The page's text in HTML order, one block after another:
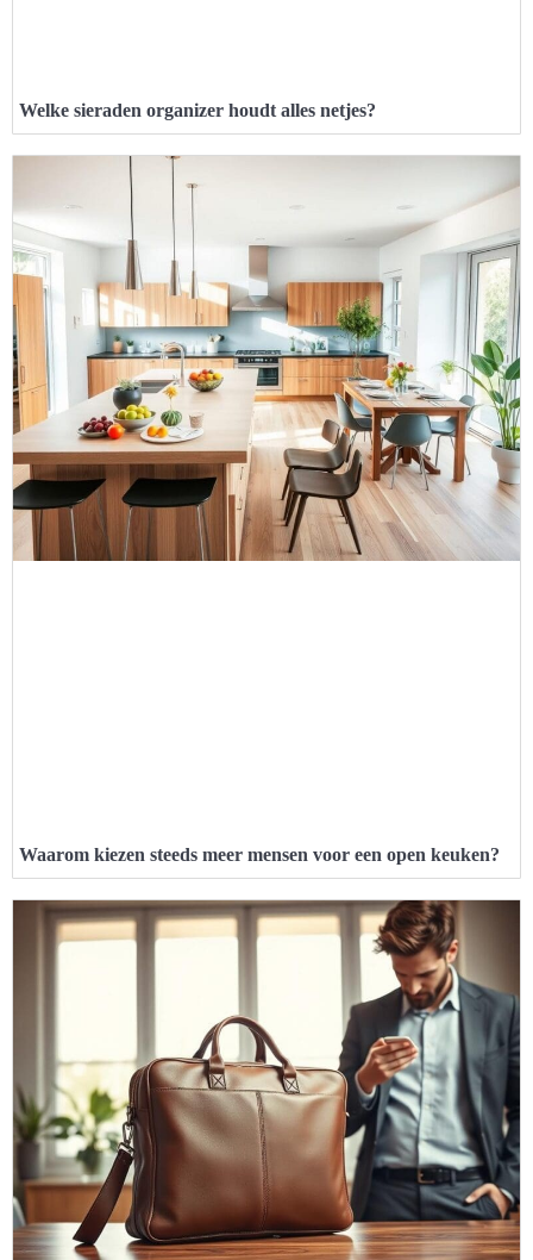
Welke sieraden organizer houdt alles netjes?
Waarom kiezen steeds meer mensen voor een open keuken?